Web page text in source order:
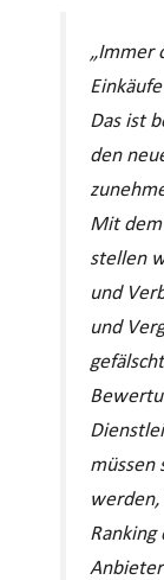
„Immer
Das ist
den
Mit dem
stellen
und
und
müssen
werden,